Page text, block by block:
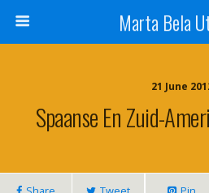
Marta Bela
21 June
Spaanse En Zuid-